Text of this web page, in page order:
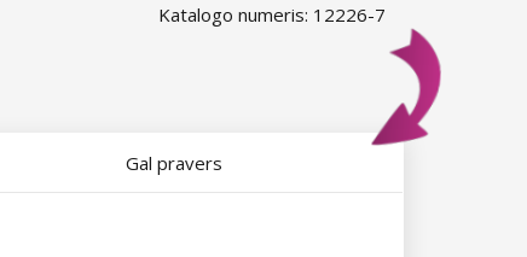
Katalogo numeris: 12226-7
Gal pravers